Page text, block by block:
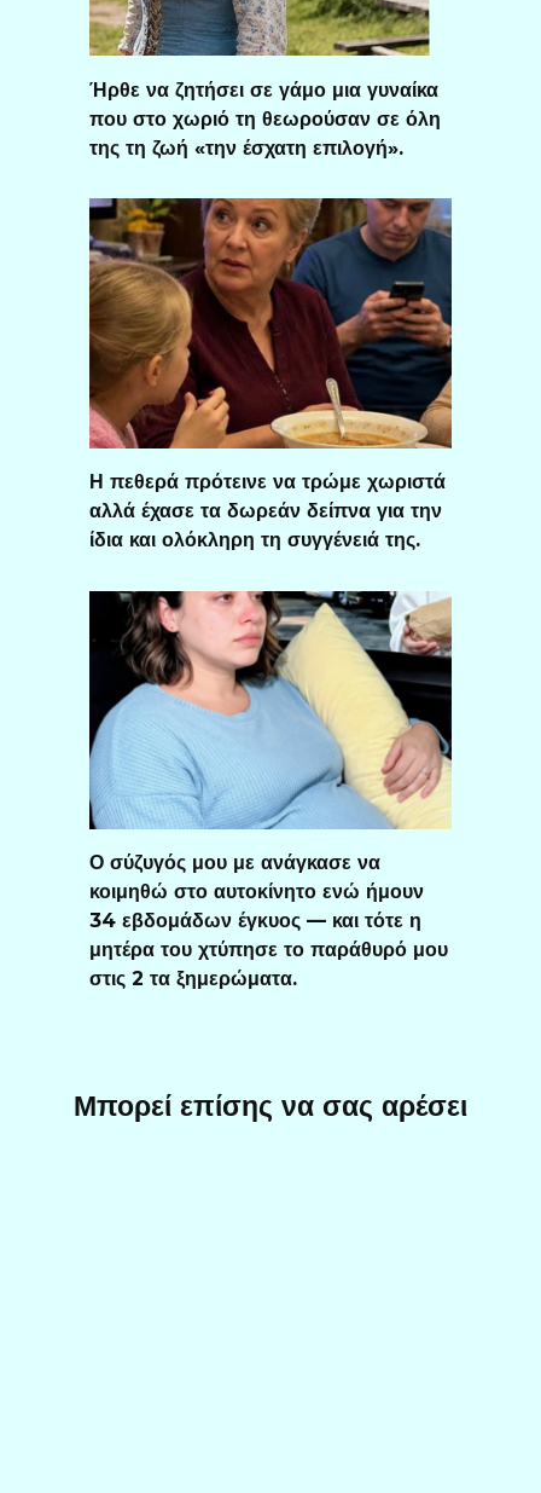
Ήρθε να ζητήσει σε γάμο μια γυναίκα
που στο χωριό τη θεωρούσαν σε όλη
της τη ζωή «την έσχατη επιλογή».
Η πεθερά πρότεινε να τρώμε χωριστά
αλλά έχασε τα δωρεάν δείπνα για την
ίδια και ολόκληρη τη συγγένειά της.
Ο σύζυγός μου με ανάγκασε να
κοιμηθώ στο αυτοκίνητο ενώ ήμουν
34 εβδομάδων έγκυος — και τότε η
μητέρα του χτύπησε το παράθυρό μου
στις 2 τα ξημερώματα.
Μπορεί επίσης να σας αρέσει